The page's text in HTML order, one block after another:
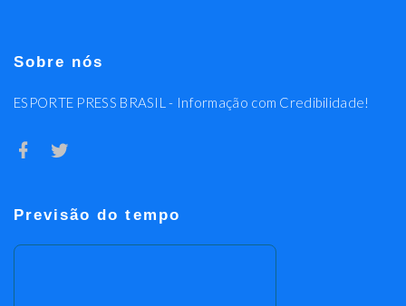
Sobre nós
ESPORTE PRESS BRASIL - Informação com Credibilidade!
Previsão do tempo